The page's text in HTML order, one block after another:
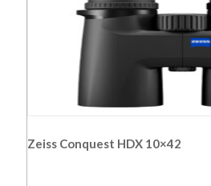
Zeiss Conquest HDX 10×42